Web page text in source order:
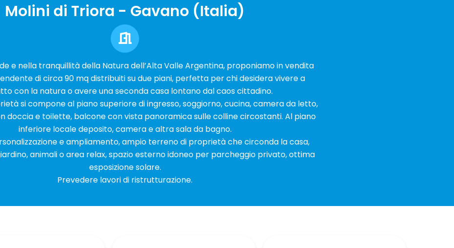
Molini di Triora - Gavano (Italia)
e nella tranquillità della Natura dell’Alta Valle Argentina, proponiamo in vendita
di circa 90 mq distribuiti su due piani, perfetta per chi desidera vivere a
con la natura o avere una seconda casa lontano dal caos cittadino.
si compone al piano superiore di ingresso, soggiorno, cucina, camera da letto,
doccia e toilette, balcone con vista panoramica sulle colline circostanti. Al piano
inferiore locale deposito, camera e altra sala da bagno.
e ampliamento, ampio terreno di proprietà che circonda la casa,
animali o area relax, spazio esterno idoneo per parcheggio privato, ottima
esposizione solare.
Prevedere lavori di ristrutturazione.